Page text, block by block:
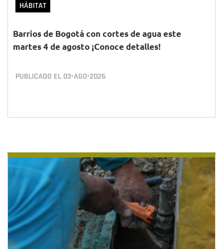
HÁBITAT
Barrios de Bogotá con cortes de agua este
martes 4 de agosto ¡Conoce detalles!
PUBLICADO EL 03•AGO•2026